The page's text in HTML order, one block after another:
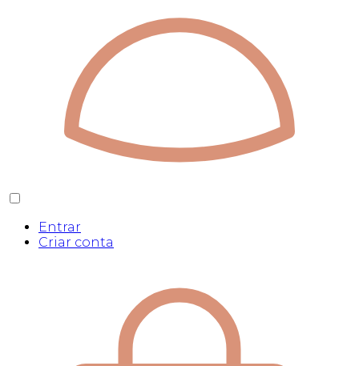
Entrar
Criar conta